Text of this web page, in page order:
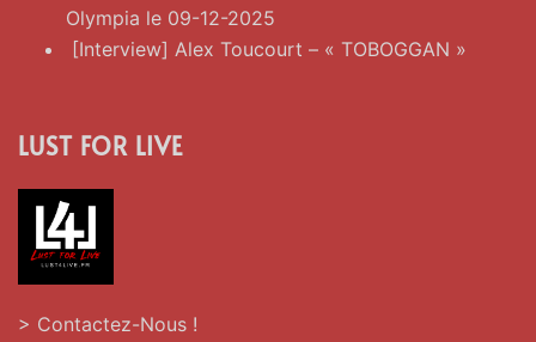
Olympia le 09-12-2025
[Interview] Alex Toucourt – « TOBOGGAN »
LUST FOR LIVE
> Contactez-Nous !